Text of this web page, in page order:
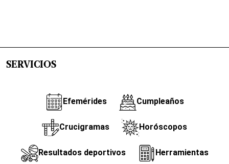
SERVICIOS
Efemérides Cumpleaños
Crucigramas Horóscopos
Resultados deportivos Herramientas